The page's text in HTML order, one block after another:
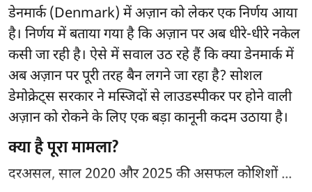
डेनमार्क (Denmark) में अज़ान को लेकर एक निर्णय आया
है। निर्णय में बताया गया है कि अज़ान पर अब धीरे-धीरे नकेल
कसी जा रही है। ऐसे में सवाल उठ रहे हैं कि क्या डेनमार्क में
अब अज़ान पर पूरी तरह बैन लगने जा रहा है? सोशल
डेमोक्रेट्स सरकार ने मस्जिदों से लाउडस्पीकर पर होने वाली
अज़ान को रोकने के लिए एक बड़ा कानूनी कदम उठाया है।
क्या है पूरा मामला?
दरअसल, साल 2020 और 2025 की असफल कोशिशों ...